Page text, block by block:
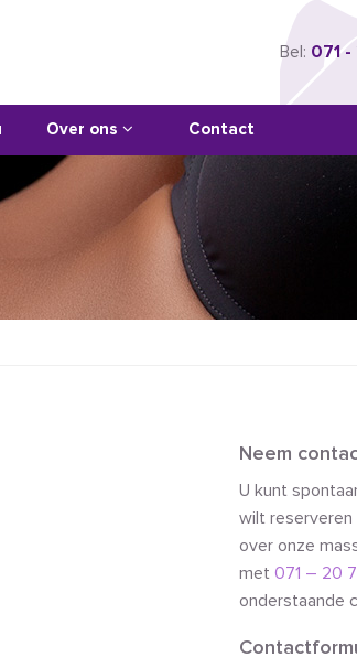
Bel: 071
Over ons Contact
Neem
U kunt
wilt
over onze
met 071 – 20
onderstaande